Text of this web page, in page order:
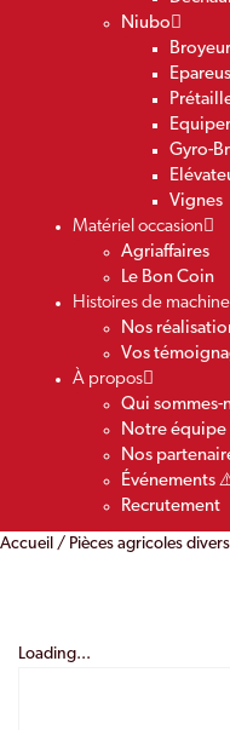
Niubo
Gyro-
Vignes
Matériel occasion
Agriaffaires
Le Bon Coin
Histoires de
Nos
Vos
À propos
Qui sommes-
Notre équipe
Nos
Événements
Recrutement
Accueil / Pièces agricoles
Loading...